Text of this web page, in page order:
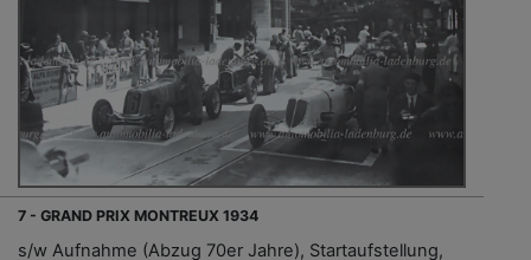
7 - GRAND PRIX MONTREUX 1934
s/w Aufnahme (Abzug 70er Jahre), Startaufstellung,